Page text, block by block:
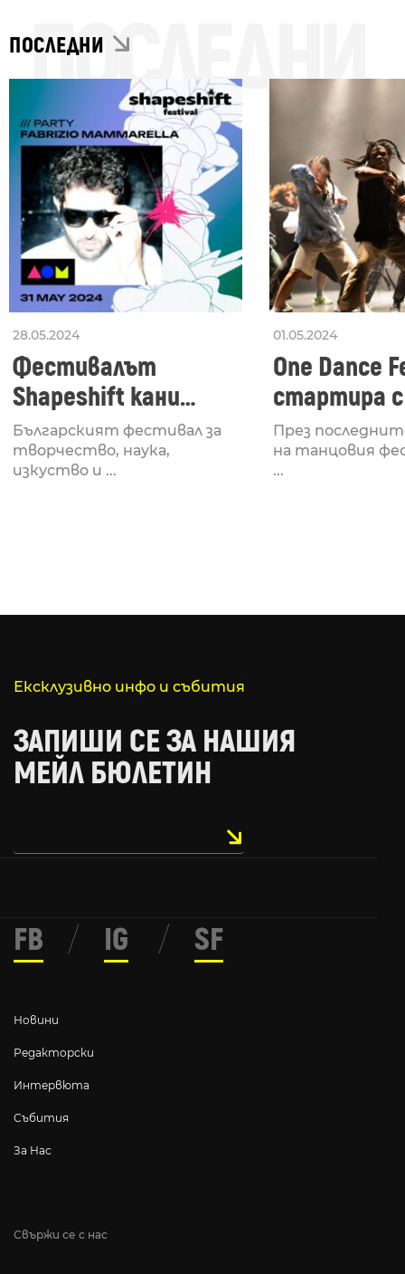
ПОСЛЕДНИ
ПОСЛЕДНИ
28.05.2024
Фестивалът
Shapeshift кани
Fabrizio Mammarella
за откриването си
Българският фестивал за
творчество, наука,
изкуство и ...
01.05.2024
One Dance
стартира
Lucid,
рейв
През
на танцовия
...
Ексклузивно инфо и събития
ЗАПИШИ СЕ ЗА НАШИЯ
МЕЙЛ БЮЛЕТИН
Свържи се с нас
Новини
Редакторски
Интервюта
Събития
За Нас
FB / IG / SF